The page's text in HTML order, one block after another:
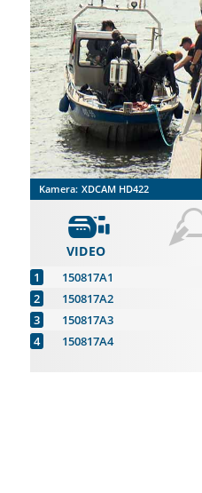
Kamera: XDCAM HD422
VIDEO
150817A1
150817A2
150817A3
150817A4